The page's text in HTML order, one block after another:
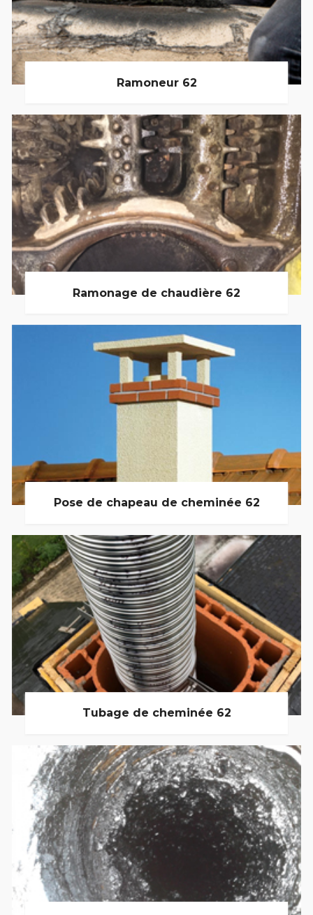
Ramoneur 62
Ramonage de chaudière 62
Pose de chapeau de cheminée 62
Tubage de cheminée 62